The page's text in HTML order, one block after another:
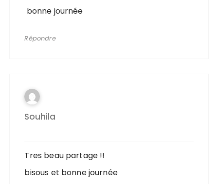
bonne journée
Répondre
Souhila
Tres beau partage !!
bisous et bonne journée